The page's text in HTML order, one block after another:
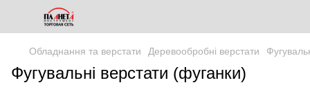
Обладнання та верстати Деревообробні верстати
Фугувальні верстати (фуганки)